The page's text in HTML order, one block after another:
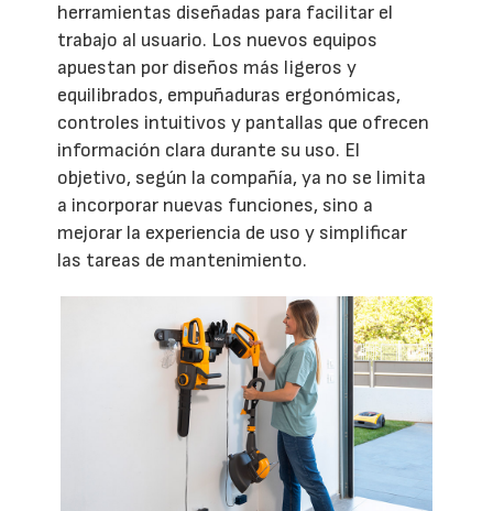
herramientas diseñadas para facilitar el
trabajo al usuario. Los nuevos equipos
apuestan por diseños más ligeros y
equilibrados, empuñaduras ergonómicas,
controles intuitivos y pantallas que ofrecen
información clara durante su uso. El
objetivo, según la compañía, ya no se limita
a incorporar nuevas funciones, sino a
mejorar la experiencia de uso y simplificar
las tareas de mantenimiento.